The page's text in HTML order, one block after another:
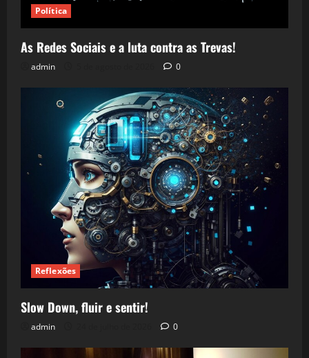
Política
As Redes Sociais e a luta contra as Trevas!
admin 0
Reflexões
Slow Down, fluir e sentir!
admin 0